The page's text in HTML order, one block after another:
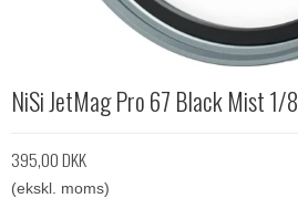
NiSi JetMag Pro 67 Black Mist 1/8
395,00 DKK
(ekskl. moms)